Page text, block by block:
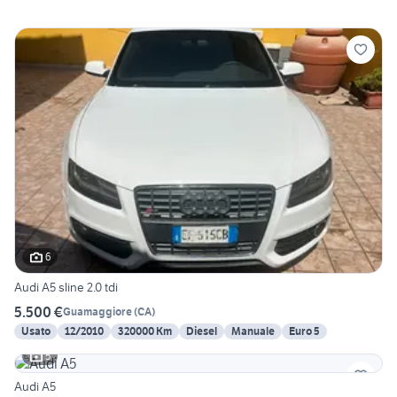
6
Audi A5 sline 2.0 tdi
5.500 €Guamaggiore(CA)
Usato
12/2010 320000 Km Diesel Manuale
Euro 5
5
Audi A5